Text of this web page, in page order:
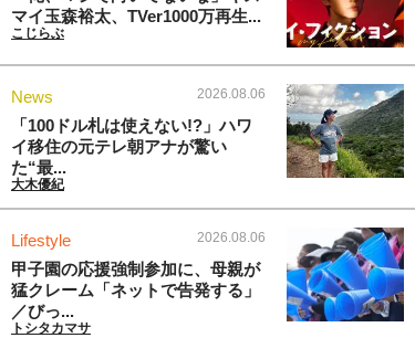
マイ玉森裕太、TVer1000万再生...
こじらぶ
News 2026.08.06
「100ドル札は使えない!?」ハワ
イ移住の元テレ朝アナが驚い
た“最...
大木優紀
Lifestyle 2026.08.06
甲子園の応援強制参加に、母親が
猛クレーム「ネットで告発する」
／びっ...
トシタカマサ